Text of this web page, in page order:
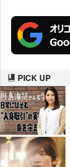
PICK UP